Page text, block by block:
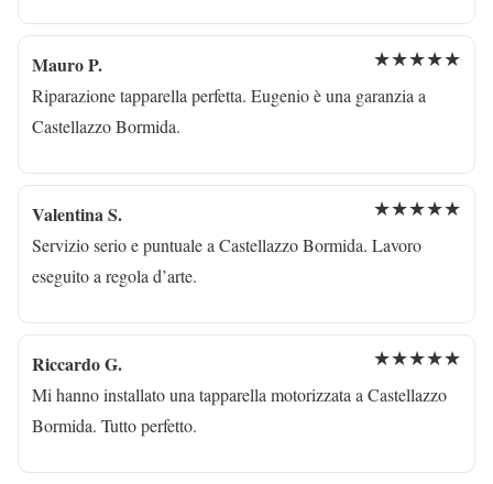
Mauro P. ★★★★★
Riparazione tapparella perfetta. Eugenio è una garanzia a
Castellazzo Bormida.
Valentina S. ★★★★★
Servizio serio e puntuale a Castellazzo Bormida. Lavoro
eseguito a regola d’arte.
Riccardo G. ★★★★★
Mi hanno installato una tapparella motorizzata a Castellazzo
Bormida. Tutto perfetto.